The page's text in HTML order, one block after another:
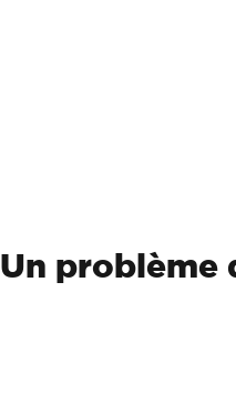
Un problème